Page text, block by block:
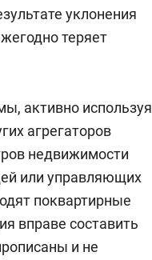
уклонения
теряет
активно используя
агрегаторов
недвижимости
или управляющих
поквартирные
вправе составить
и не